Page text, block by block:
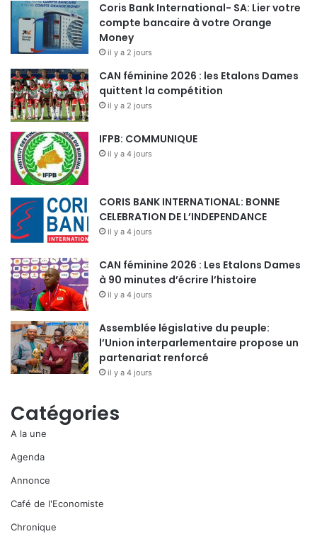
Coris Bank International- SA: Lier votre
compte bancaire à votre Orange
Money
il y a 2 jours
CAN féminine 2026 : les Etalons Dames
quittent la compétition
il y a 2 jours
IFPB: COMMUNIQUE
il y a 4 jours
CORIS BANK INTERNATIONAL: BONNE
CELEBRATION DE L’INDEPENDANCE
il y a 4 jours
CAN féminine 2026 : Les Etalons Dames
à 90 minutes d’écrire l’histoire
il y a 4 jours
Assemblée législative du peuple:
l’Union interparlementaire propose un
partenariat renforcé
il y a 4 jours
Catégories
A la une
Agenda
Annonce
Café de l'Economiste
Chronique